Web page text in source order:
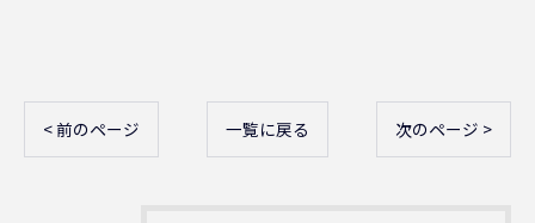
< 前のページ 一覧に戻る 次のページ >